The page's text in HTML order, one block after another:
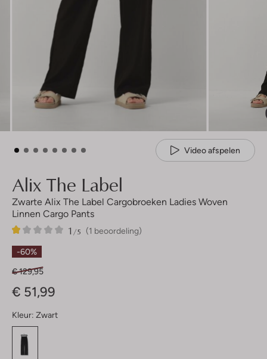
Video afspelen
Alix The Label
Zwarte Alix The Label Cargobroeken Ladies Woven
Linnen Cargo Pants
(1 beoordeling)
1 /5
1
1
Ster
-60%
€ 129,95
€ 51,99
Kleur: Zwart